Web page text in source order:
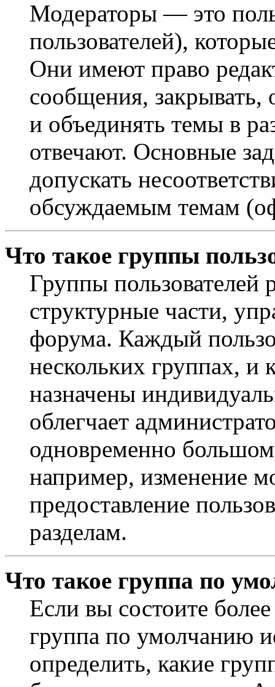
Модераторы — это
пользователей),
Они имеют право
сообщения, закрывать,
и объединять темы в
отвечают. Основные
допускать
обсуждаемым темам
Что такое группы
Группы пользователей
структурные части,
форума. Каждый
нескольких группах, и
назначены
облегчает
одновременно
например, изменение
предоставление
разделам.
Что такое группа по
Если вы состоите
группа по умолчанию
определить, какие